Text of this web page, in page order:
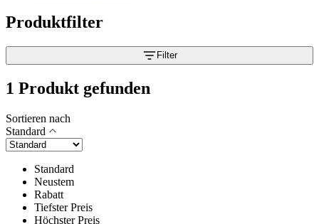
Produktfilter
Filter
1 Produkt gefunden
Sortieren nach
Standard
Standard
Neustem
Rabatt
Tiefster Preis
Höchster Preis